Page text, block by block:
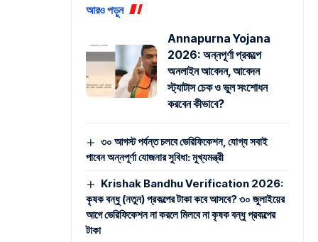
আরও পড়ুন
Annapurna Yojana
2026: অন্নপূর্ণা প্রকল্পে
অনলাইন আবেদন, আবেদন
স্ট্যাটাস চেক ও ভুল সংশোধন
করবেন কীভাবে?
৩০ আগস্ট পর্যন্ত চলবে ভেরিফিকেশন, যোগ্য সবাই
পাবেন অন্নপূর্ণা যোজনার সুবিধা: মুখ্যমন্ত্রী
Krishak Bandhu Verification 2026:
কৃষক বন্ধু (নতুন) প্রকল্পের টাকা কবে আসবে? ৩০ জুলাইয়ের
আগে ভেরিফিকেশন না করলে মিলবে না কৃষক বন্ধু প্রকল্পের
টাকা